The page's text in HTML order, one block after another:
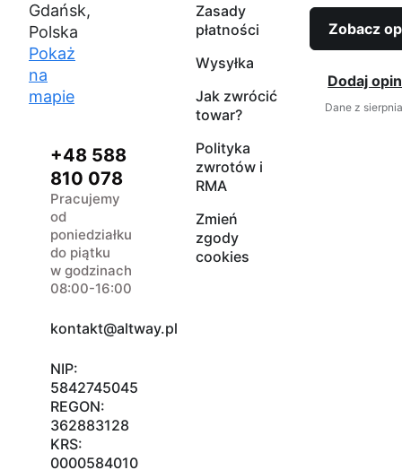
Gdańsk,
Polska
Pokaż
na
mapie
+48 588
810 078
Pracujemy
od
poniedziałku
do piątku
w godzinach
08:00-16:00
kontakt@altway.pl
NIP:
5842745045
REGON:
362883128
KRS:
0000584010
Zasady
płatności
Wysyłka
Jak zwrócić
towar?
Polityka
zwrotów i
RMA
Zmień
zgody
cookies
Zobacz
Dodaj
Dane z